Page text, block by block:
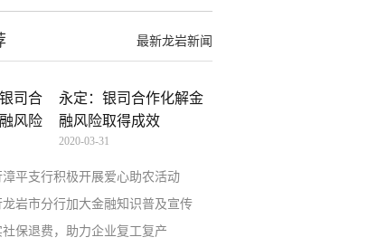
最新龙岩新闻
永定：银司合作化解金
融风险取得成效
2020-03-31
漳平支行积极开展爱心助农活动
龙岩市分行加大金融知识普及宣传
社保退费，助力企业复工复产